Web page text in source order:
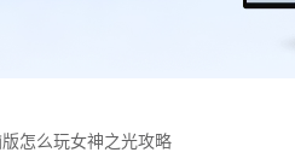
怎么玩女神之光攻略